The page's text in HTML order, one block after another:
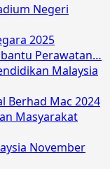
Negeri
2025
Perawatan…
Malaysia
Berhad Mac 2024
Masyarakat
November